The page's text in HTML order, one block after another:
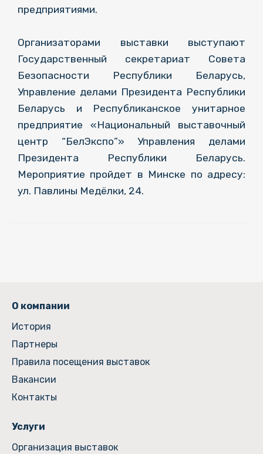
предприятиями.
Организаторами выставки выступают
Государственный секретариат Совета
Безопасности Республики Беларусь,
Управление делами Президента Республики
Беларусь и Республиканское унитарное
предприятие «Национальный выставочный
центр “БелЭкспо”» Управления делами
Президента Республики Беларусь.
Мероприятие пройдет в Минске по адресу:
ул. Павлины Медёлки, 24.
О компании
История
Партнеры
Правила посещения выставок
Вакансии
Контакты
Услуги
Организация выставок